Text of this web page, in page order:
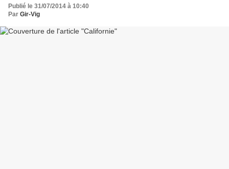
Publié le 31/07/2014 à 10:40
Par Gir-Vig